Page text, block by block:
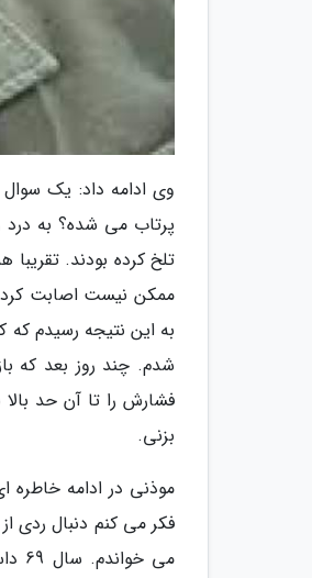
وی ادامه داد: یک
پرتاب می شده؟ به
تلخ کرده بودند.
ممکن نیست اصابت
به این نتیجه رسیدم
شدم. چند روز بعد که
فشارش را تا آن حد
بزنی.
موذنی در ادامه خاطره
فکر می کنم دنبال